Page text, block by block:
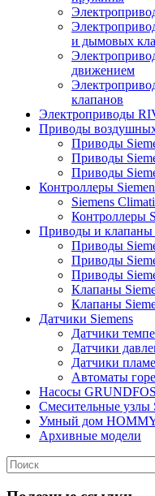
и дымовых
движением
клапанов
Электроприводы
Приводы воздушных
Приводы
Приводы
Приводы
Контроллеры
Siemens
Контроллеры
Приводы и клапаны
Приводы
Приводы
Приводы
Клапаны
Клапаны
Датчики Siemens
Датчики
Датчики
Датчики
Автоматы
Насосы GRUNDFOS
Смесительные узлы
Умный дом
Архивные модели